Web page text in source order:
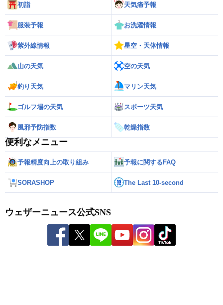
初詣 天気痛予報
服装予報 お洗濯情報
紫外線情報 星空・天体情報
山の天気 空の天気
釣り天気 マリン天気
ゴルフ場の天気 スポーツ天気
風邪予防指数 乾燥指数
便利なメニュー
予報精度向上の取り組み 予報に関するFAQ
SORASHOP The Last 10-second
ウェザーニュース公式SNS